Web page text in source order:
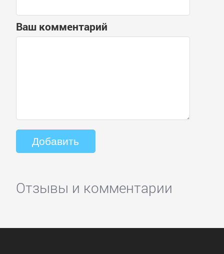
Ваш комментарий
Отзывы и комментарии